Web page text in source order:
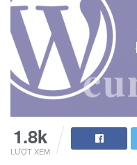
1.8k
LƯỢT XEM